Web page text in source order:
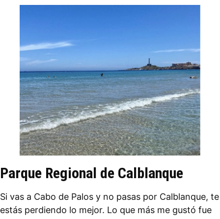
Parque Regional de Calblanque
Si vas a Cabo de Palos y no pasas por Calblanque, te
estás perdiendo lo mejor. Lo que más me gustó fue